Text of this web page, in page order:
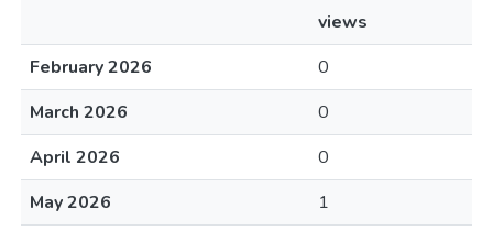
views
February 2026
0
March 2026
0
April 2026
0
May 2026
1